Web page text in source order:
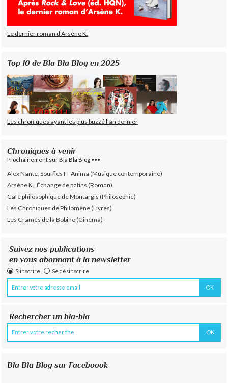
Le dernier roman d'Arsène K.
Top 10 de Bla Bla Blog en 2025
Les chroniques ayant les plus buzzé l'an dernier
Chroniques à venir
Prochainement sur Bla Bla Blog •••
Alex Nante, Souffles I – Anima (Musique contemporaine)
Arsène K., Échange de patins (Roman)
Café philosophique de Montargis (Philosophie)
Les Chroniques de Philomène (Livres)
Les Cramés de la Bobine (Cinéma)
Suivez nos publications
en vous abonnant à la newsletter
S'inscrire Se désinscrire
Rechercher un bla-bla
Bla Bla Blog sur Faceboook